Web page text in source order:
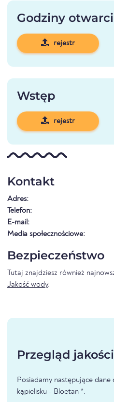
Godziny
rejestr
Wstęp
rejestr
Kontakt
Adres:
Telefon:
E-mail:
Media społecznościowe:
Bezpieczeństwo
Tutaj znajdziesz również
Jakość wody.
Przegląd
Posiadamy następujące
kąpielisku - Bloetan *.